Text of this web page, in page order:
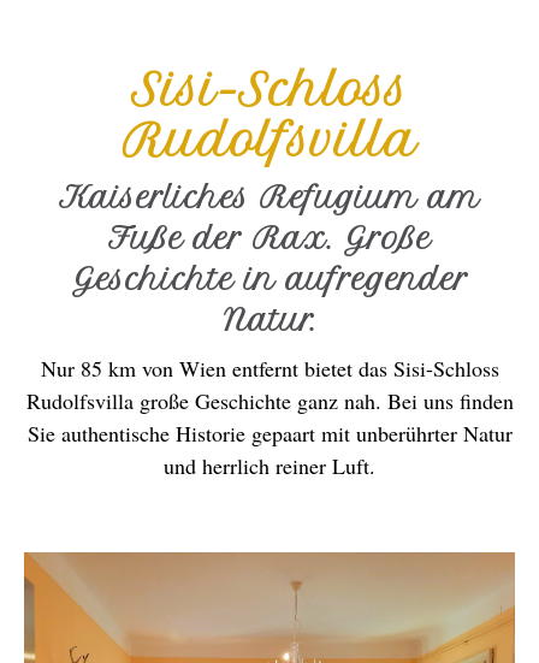
Sisi-Schloss
Rudolfsvilla
Kaiserliches Refugium am
Fuße der Rax. Große
Geschichte in aufregender
Natur.
Nur 85 km von Wien entfernt bietet das Sisi-Schloss
Rudolfsvilla große Geschichte ganz nah. Bei uns finden
Sie authentische Historie gepaart mit unberührter Natur
und herrlich reiner Luft.